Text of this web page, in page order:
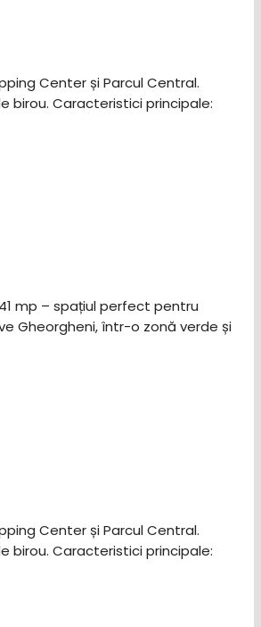
Center și Parcul Central.
​Caracteristici principale:
mp – spațiul perfect pentru
Gheorgheni, într-o zonă verde și
Center și Parcul Central.
​Caracteristici principale: